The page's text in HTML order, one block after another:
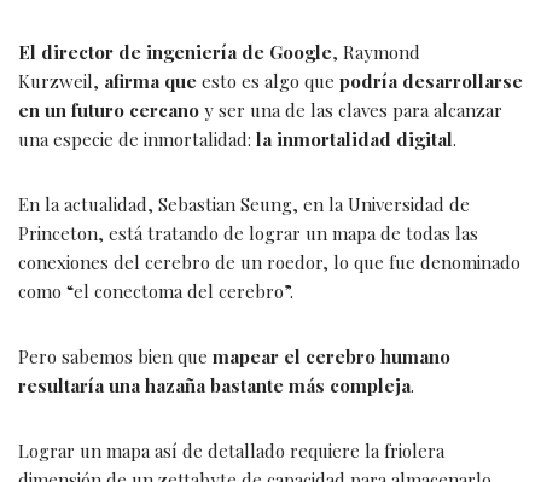
El director de ingeniería de Google, Raymond
Kurzweil, afirma que esto es algo que podría desarrollarse
en un futuro cercano y ser una de las claves para alcanzar
una especie de inmortalidad: la inmortalidad digital.
En la actualidad, Sebastian Seung, en la Universidad de
Princeton, está tratando de lograr un mapa de todas las
conexiones del cerebro de un roedor, lo que fue denominado
como “el conectoma del cerebro”.
Pero sabemos bien que mapear el cerebro humano
resultaría una hazaña bastante más compleja.
Lograr un mapa así de detallado requiere la friolera